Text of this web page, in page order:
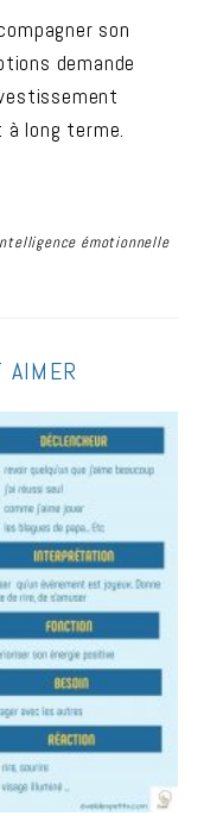
son
demande
à long terme.
émotionnelle
AIMER